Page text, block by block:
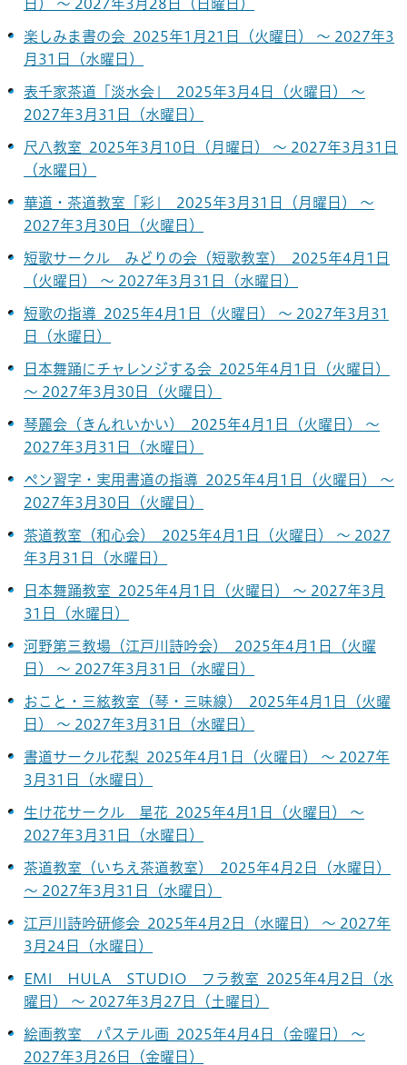
日） ～ 2027年3月28日（日曜日）
楽しみま書の会 2025年1月21日（火曜日） ～ 2027年3
月31日（水曜日）
表千家茶道「淡水会」 2025年3月4日（火曜日） ～
2027年3月31日（水曜日）
尺八教室 2025年3月10日（月曜日） ～ 2027年3月31日
（水曜日）
華道・茶道教室「彩」 2025年3月31日（月曜日） ～
2027年3月30日（火曜日）
短歌サークル みどりの会（短歌教室） 2025年4月1日
（火曜日） ～ 2027年3月31日（水曜日）
短歌の指導 2025年4月1日（火曜日） ～ 2027年3月31
日（水曜日）
日本舞踊にチャレンジする会 2025年4月1日（火曜日）
～ 2027年3月30日（火曜日）
琴麗会（きんれいかい） 2025年4月1日（火曜日） ～
2027年3月31日（水曜日）
ペン習字・実用書道の指導 2025年4月1日（火曜日） ～
2027年3月30日（火曜日）
茶道教室（和心会） 2025年4月1日（火曜日） ～ 2027
年3月31日（水曜日）
日本舞踊教室 2025年4月1日（火曜日） ～ 2027年3月
31日（水曜日）
河野第三教場（江戸川詩吟会） 2025年4月1日（火曜
日） ～ 2027年3月31日（水曜日）
おこと・三絃教室（琴・三味線） 2025年4月1日（火曜
日） ～ 2027年3月31日（水曜日）
書道サークル花梨 2025年4月1日（火曜日） ～ 2027年
3月31日（水曜日）
生け花サークル 星花 2025年4月1日（火曜日） ～
2027年3月31日（水曜日）
茶道教室（いちえ茶道教室） 2025年4月2日（水曜日）
～ 2027年3月31日（水曜日）
江戸川詩吟研修会 2025年4月2日（水曜日） ～ 2027年
3月24日（水曜日）
EMI HULA STUDIO フラ教室 2025年4月2日（水
曜日） ～ 2027年3月27日（土曜日）
絵画教室 パステル画 2025年4月4日（金曜日） ～
2027年3月26日（金曜日）